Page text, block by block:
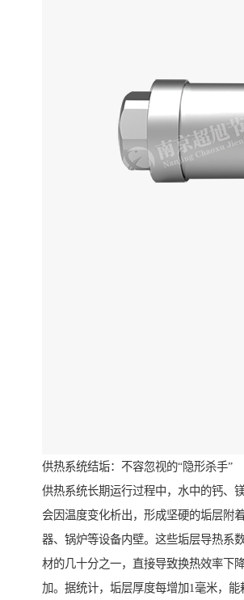
供热系统结垢：不容忽视的“隐形杀手”
供热系统长期运行过程中，水中的钙、
会因温度变化析出，形成坚硬的垢层附
器、锅炉等设备内壁。这些垢层导热系
材的几十分之一，直接导致换热效率下
加。据统计，垢层厚度每增加1毫米，能